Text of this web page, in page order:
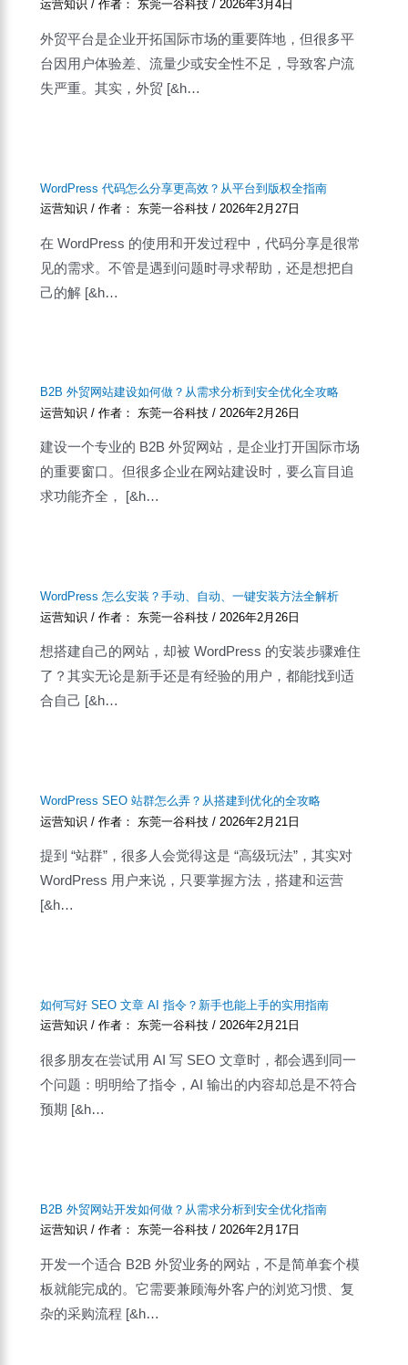
运营知识 / 作者： 东莞一谷科技/2026年3月4日
外贸平台是企业开拓国际市场的重要阵地，但很多平
台因用户体验差、流量少或安全性不足，导致客户流
失严重。其实，外贸 [&h…
WordPress 代码怎么分享更高效？从平台到版权全指南
运营知识 / 作者： 东莞一谷科技/ 2026年2月27日
在 WordPress 的使用和开发过程中，代码分享是很常
见的需求。不管是遇到问题时寻求帮助，还是想把自
己的解 [&h…
B2B 外贸网站建设如何做？从需求分析到安全优化全攻略
运营知识 / 作者： 东莞一谷科技/ 2026年2月26日
建设一个专业的 B2B 外贸网站，是企业打开国际市场
的重要窗口。但很多企业在网站建设时，要么盲目追
求功能齐全， [&h…
WordPress 怎么安装？手动、自动、一键安装方法全解析
运营知识 / 作者： 东莞一谷科技/ 2026年2月26日
想搭建自己的网站，却被 WordPress 的安装步骤难住
了？其实无论是新手还是有经验的用户，都能找到适
合自己 [&h…
WordPress SEO 站群怎么弄？从搭建到优化的全攻略
运营知识 / 作者： 东莞一谷科技/ 2026年2月21日
提到 “站群”，很多人会觉得这是 “高级玩法”，其实对
WordPress 用户来说，只要掌握方法，搭建和运营
[&h…
如何写好 SEO 文章 AI 指令？新手也能上手的实用指南
运营知识 / 作者： 东莞一谷科技/2026年2月21日
很多朋友在尝试用 AI 写 SEO 文章时，都会遇到同一
个问题：明明给了指令，AI 输出的内容却总是不符合
预期 [&h…
B2B 外贸网站开发如何做？从需求分析到安全优化指南
运营知识 / 作者： 东莞一谷科技/2026年2月17日
开发一个适合 B2B 外贸业务的网站，不是简单套个模
板就能完成的。它需要兼顾海外客户的浏览习惯、复
杂的采购流程 [&h…